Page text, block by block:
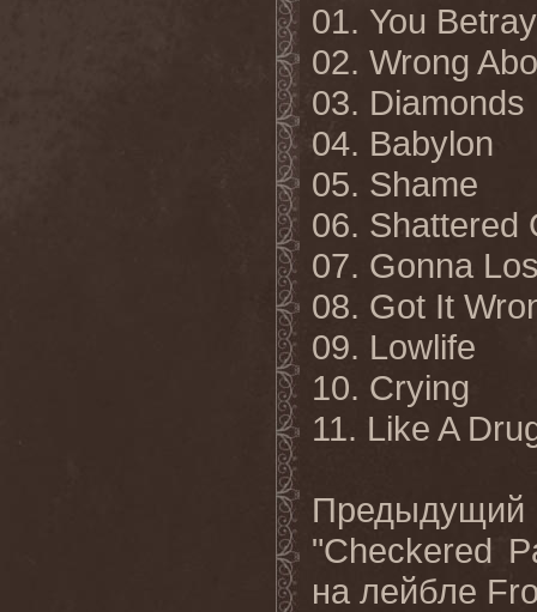
01. You Betray
02. Wrong
03. Diamonds
04. Babylon
05. Shame
06. Shattered
07. Gonna
08. Got It
09. Lowlife
10. Crying
11. Like A
Предыдущий
"Checkered
на лейбле